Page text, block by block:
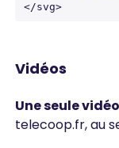
</svg>
Vidéos
Une seule
telecoop.fr, au